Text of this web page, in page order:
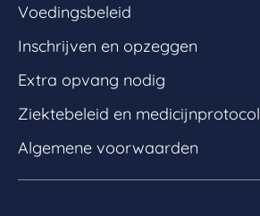
Voedingsbeleid
Inschrijven en opzeggen
Extra opvang nodig
Ziektebeleid en medicijnprotocol
Algemene voorwaarden